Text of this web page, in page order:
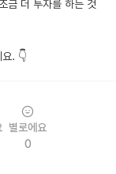
금 더 투자를 하는 것
. 👇
별로에요
0